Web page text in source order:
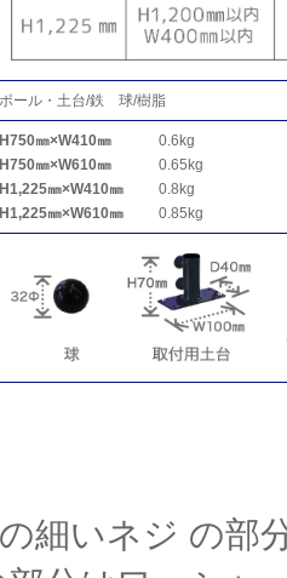
ポール・土台/鉄 球/樹脂
H750㎜×W410㎜
0.6kg
H750㎜×W610㎜
0.65kg
H1,225㎜×W410㎜
0.8kg
H1,225㎜×W610㎜
0.85kg
細いネジ の部